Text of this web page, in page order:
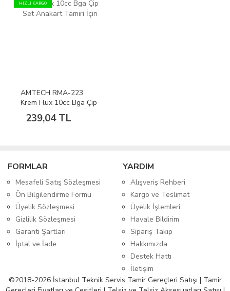
HIZLI KARGO
AMTECH RMA-223
Krem Flux 10cc Bga Çip
Set Anakart Tamiri İçin
239,04 TL
FORMLAR
Mesafeli Satış Sözleşmesi
Ön Bilgilendirme Formu
Üyelik Sözleşmesi
Gizlilik Sözleşmesi
Garanti Şartları
İptal ve İade
YARDIM
Alışveriş Rehberi
Kargo ve Teslimat
Üyelik İşlemleri
Havale Bildirim
Sipariş Takip
Hakkımızda
Destek Hattı
İletişim
©2018-2026 İstanbul Teknik Servis Tamir Gereçleri Satışı | Tamir